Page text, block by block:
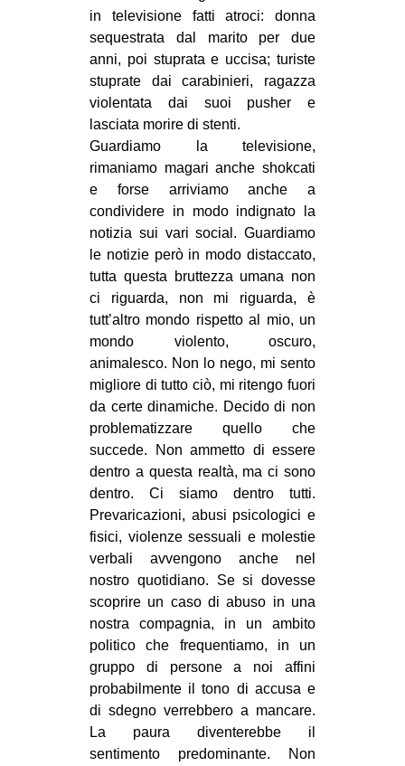
in televisione fatti atroci: donna
sequestrata dal marito per due
anni, poi stuprata e uccisa; turiste
stuprate dai carabinieri, ragazza
violentata dai suoi pusher e
lasciata morire di stenti.
Guardiamo la televisione,
rimaniamo magari anche shokcati
e forse arriviamo anche a
condividere in modo indignato la
notizia sui vari social. Guardiamo
le notizie però in modo distaccato,
tutta questa bruttezza umana non
ci riguarda, non mi riguarda, è
tutt’altro mondo rispetto al mio, un
mondo violento, oscuro,
animalesco. Non lo nego, mi sento
migliore di tutto ciò, mi ritengo fuori
da certe dinamiche. Decido di non
problematizzare quello che
succede. Non ammetto di essere
dentro a questa realtà, ma ci sono
dentro. Ci siamo dentro tutti.
Prevaricazioni, abusi psicologici e
fisici, violenze sessuali e molestie
verbali avvengono anche nel
nostro quotidiano. Se si dovesse
scoprire un caso di abuso in una
nostra compagnia, in un ambito
politico che frequentiamo, in un
gruppo di persone a noi affini
probabilmente il tono di accusa e
di sdegno verrebbero a mancare.
La paura diventerebbe il
sentimento predominante. Non